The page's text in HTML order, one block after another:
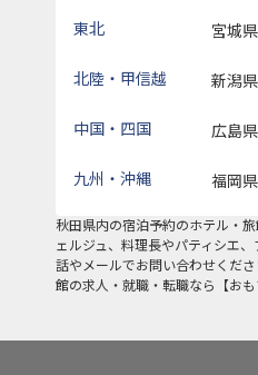
東北 宮城県
北陸・甲信越 新潟県
中国・四国 広島県
九州・沖縄 福岡県
秋田県内の宿泊予約のホテル・
ェルジュ、料理長やパティシエ
話やメールでお問い合わせくだ
館の求人・就職・転職なら【おも